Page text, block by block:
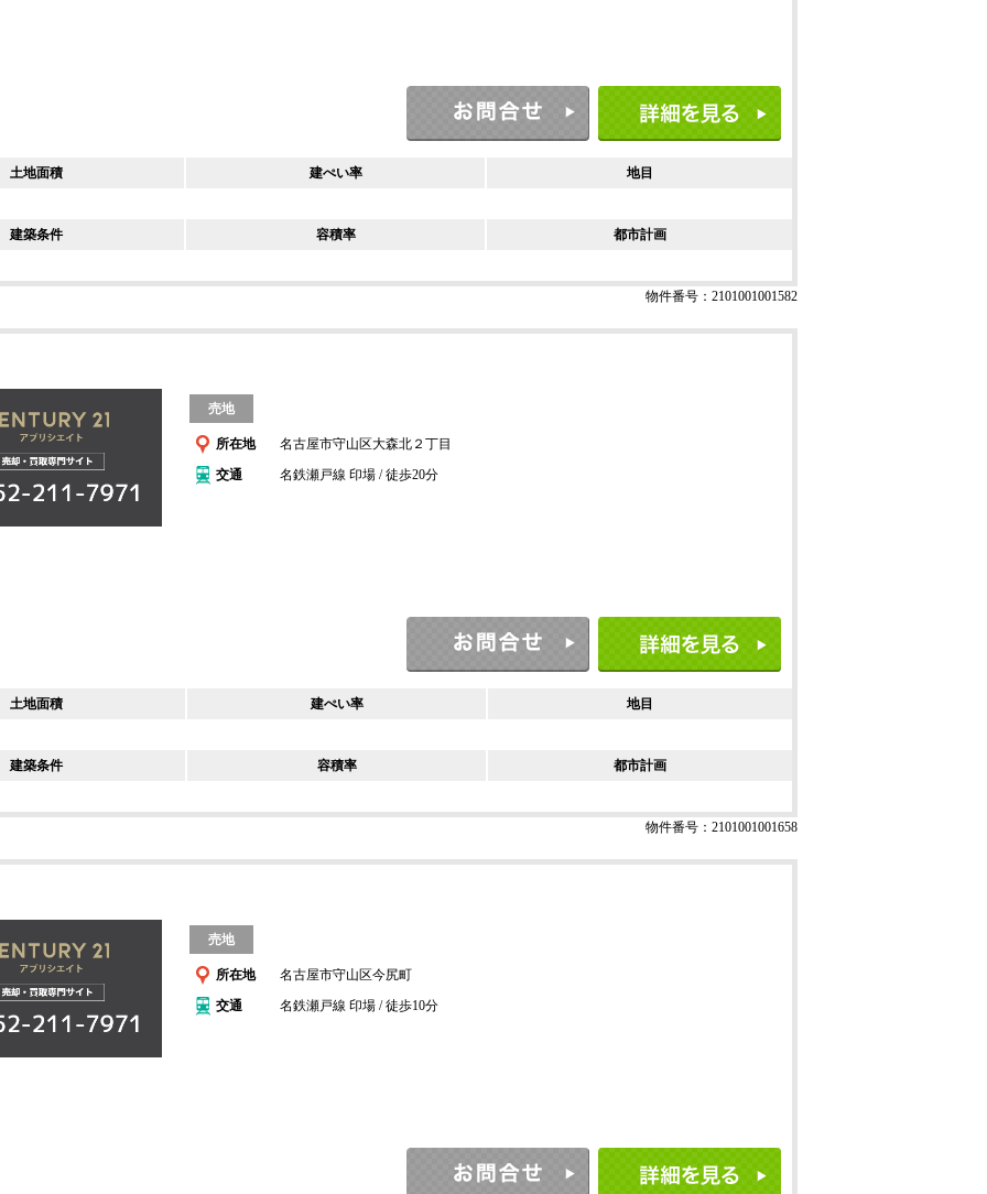
土地面積 建ぺい率 地目
建築条件 容積率 都市計画
物件番号：2101001001582
売地
所在地
名古屋市守山区大森北２丁目
交通
名鉄瀬戸線 印場 / 徒歩20分
土地面積 建ぺい率 地目
建築条件 容積率 都市計画
物件番号：2101001001658
売地
所在地
名古屋市守山区今尻町
交通
名鉄瀬戸線 印場 / 徒歩10分